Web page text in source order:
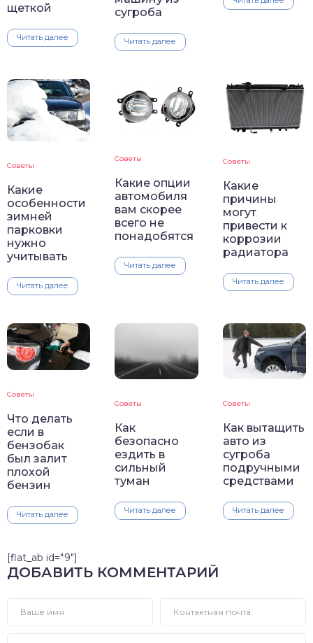
щеткой
Читать далее
сугроба
Читать далее
Советы
Какие
особенности
зимней
парковки
нужно
учитывать
Читать далее
Советы
Какие опции
автомобиля
вам скорее
всего не
понадобятся
Читать далее
Советы
Какие
причины
могут
привести к
коррозии
радиатора
Читать далее
Советы
Что делать
если в
бензобак
был залит
плохой
бензин
Читать далее
Советы
Как
безопасно
ездить в
сильный
туман
Читать далее
Советы
Как вытащить
авто из
сугроба
подручными
средствами
Читать далее
[flat_ab id="9"]
ДОБАВИТЬ КОММЕНТАРИЙ